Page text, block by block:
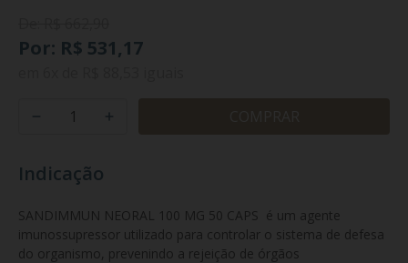
Por: R$ 531,17
Indicação
SANDIMMUN NEORAL 100 MG 50 CAPS  é um agente
imunossupressor utilizado para controlar o sistema de defesa
do organismo, prevenindo a rejeição de órgãos